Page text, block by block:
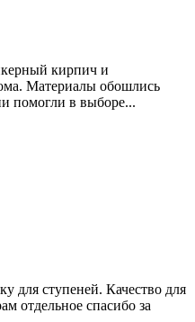
кирпич и
Материалы обошлись
помогли в выборе...
для ступеней. Качество для
отдельное спасибо за